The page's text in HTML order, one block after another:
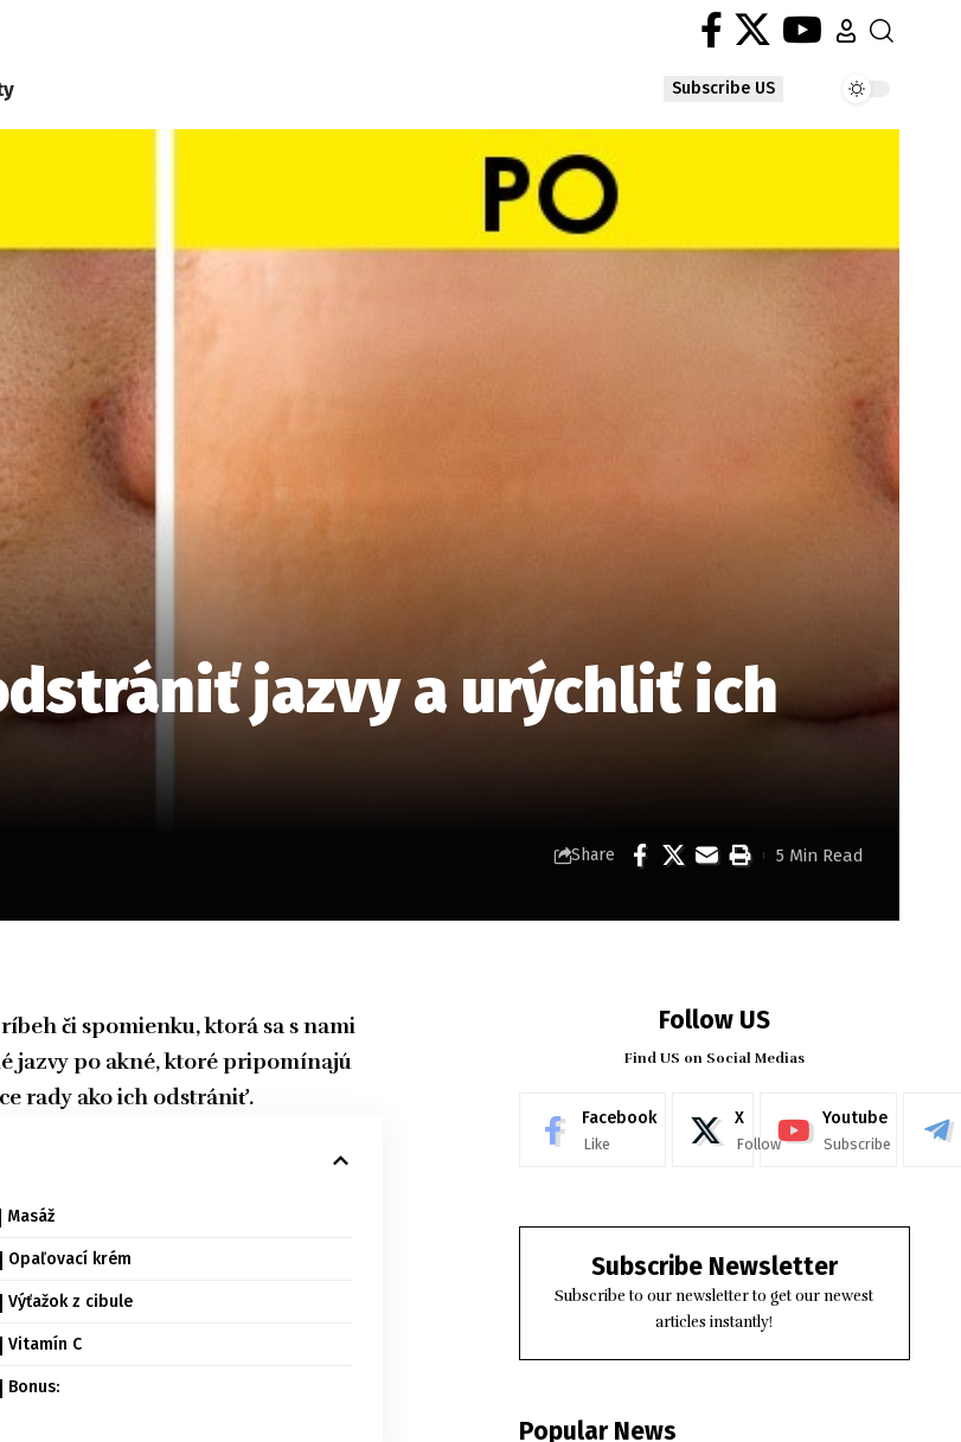
Subscribe US
jazvy a urýchliť ich
Share 5 Min Read
či spomienku, ktorá sa s nami
jazvy po akné, ktoré pripomínajú
rady ako ich odstrániť.
Masáž
Opaľovací krém
Výťažok z cibule
Vitamín C
Bonus:
Follow US
Find US on Social Medias
Facebook
Like
X
Follow
Youtube
Subscribe
Subscribe Newsletter
Subscribe to our newsletter to get our newest
articles instantly!
Popular News